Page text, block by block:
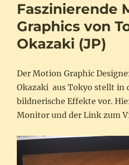
Faszinierende
Graphics von
Okazaki (JP)
Der Motion Graphic
Okazaki aus Tokyo stellt in
bildnerische Effekte vor.
Monitor und der Link zum